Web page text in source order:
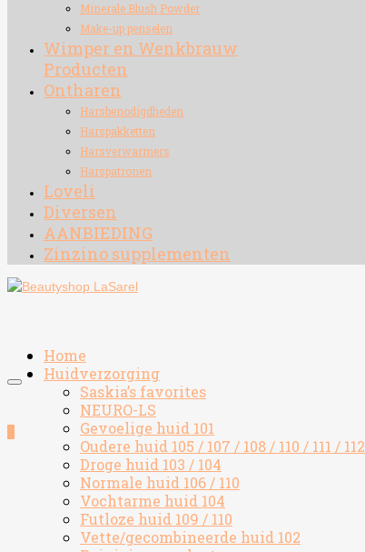
Minerale Blush Powder
Make-up penselen
Wimper en Wenkbrauw
Producten
Ontharen
Harsbenodigdheden
Harspakketten
Harsverwarmers
Harspatronen
Loveli
Diversen
AANBIEDING
Zinzino supplementen
Home
Huidverzorging
Saskia’s favorites
NEURO-LS
Gevoelige huid 101
Oudere huid 105 / 107 / 108 / 110 / 111 / 112
Droge huid 103 / 104
Normale huid 106 / 110
Vochtarme huid 104
Futloze huid 109 / 110
Vette/gecombineerde huid 102